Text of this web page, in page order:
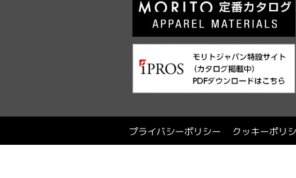
プライバシーポリシー クッキーポリ